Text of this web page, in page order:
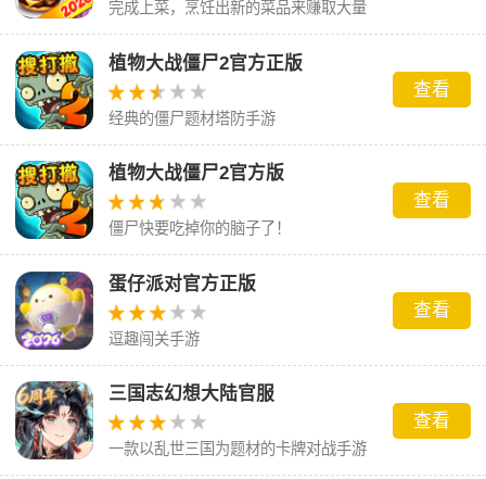
完成上菜，烹饪出新的菜品来赚取大量
的金币
植物大战僵尸2官方正版
经典的僵尸题材塔防手游
查看
植物大战僵尸2官方版
僵尸快要吃掉你的脑子了！
查看
蛋仔派对官方正版
逗趣闯关手游
查看
三国志幻想大陆官服
一款以乱世三国为题材的卡牌对战手游
查看